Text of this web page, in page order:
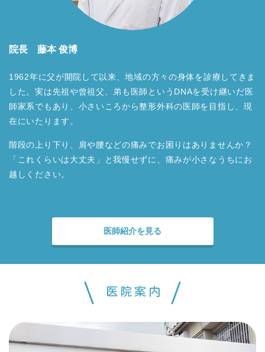
院長 藤本 俊博
1962年に父が開院して以来、地域の方々の身体を診療してきま
した。実は先祖や曾祖父、弟も医師というDNAを受け継いだ医
師家系でもあり、小さいころから整形外科の医師を目指し、現
在にいたります。
階段の上り下り、肩や腰などの痛みでお困りはありませんか？
「これくらいは大丈夫」と我慢せずに、痛みが小さなうちにお
越しください。
医師紹介を見る
医院案内